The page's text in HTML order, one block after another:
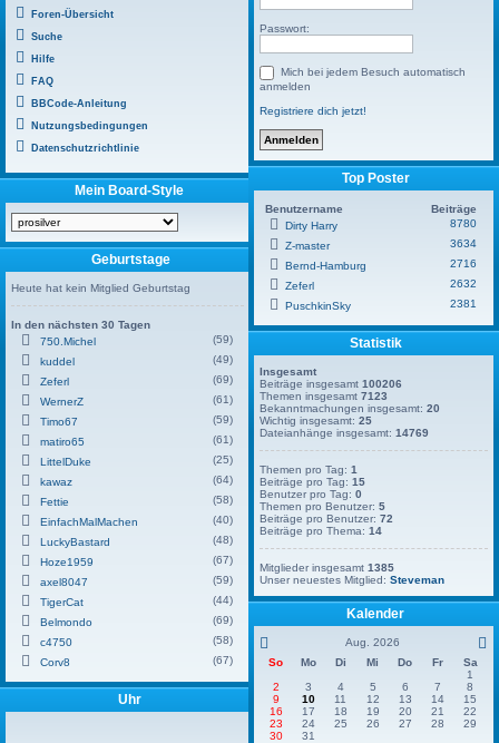
Foren-Übersicht
Suche
Hilfe
FAQ
BBCode-Anleitung
Nutzungsbedingungen
Datenschutzrichtlinie
Mein Board-Style
Geburtstage
Heute hat kein Mitglied Geburtstag
In den nächsten 30 Tagen
750.Michel
(59)
kuddel
(49)
Zeferl
(69)
WernerZ
(61)
Timo67
(59)
matiro65
(61)
LittelDuke
(25)
kawaz
(64)
Fettie
(58)
EinfachMalMachen
(40)
LuckyBastard
(48)
Hoze1959
(67)
axel8047
(59)
TigerCat
(44)
Belmondo
(69)
c4750
(58)
Corv8
(67)
Uhr
Passwort:
Mich bei jedem Besuch automatisch
anmelden
Registriere dich jetzt!
Top Poster
Benutzername
Beiträge
Dirty Harry
8780
Z-master
3634
Bernd-Hamburg
2716
Zeferl
2632
PuschkinSky
2381
Statistik
Insgesamt
Beiträge insgesamt100206
Themen insgesamt7123
Bekanntmachungen insgesamt:20
Wichtig insgesamt:25
Dateianhänge insgesamt:14769
Themen pro Tag:1
Beiträge pro Tag:15
Benutzer pro Tag:0
Themen pro Benutzer:5
Beiträge pro Benutzer:72
Beiträge pro Thema:14
Mitglieder insgesamt1385
Unser neuestes Mitglied:Steveman
Kalender
Aug. 2026
So
Mo Di Mi Do Fr
Sa
1
2
3 4 5 6 7
8
9
10 11 12 13 14
15
16
17 18 19 20 21
22
23
24 25 26 27 28
29
30
31